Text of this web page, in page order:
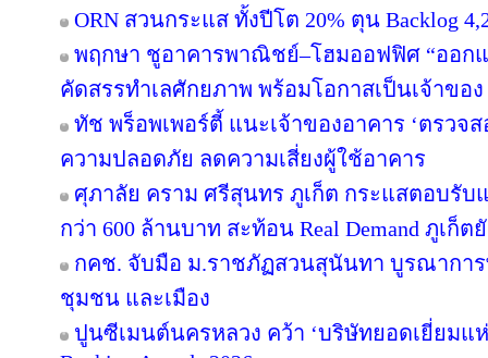
ORN สวนกระแส ทั้งปีโต 20% ตุน Backlog
พฤกษา ชูอาคารพาณิชย์–โฮมออฟฟิศ “ออก
คัดสรรทำเลศักยภาพ พร้อมโอกาสเป็นเจ้าของ
ทัช พร็อพเพอร์ตี้ แนะเจ้าของอาคาร ‘ตรวจ
ความปลอดภัย ลดความเสี่ยงผู้ใช้อาคาร
ศุภาลัย คราม ศรีสุนทร ภูเก็ต กระแสตอบรับ
กว่า 600 ล้านบาท สะท้อน Real Demand ภูเก็ต
กคช. จับมือ ม.ราชภัฏสวนสุนันทา บูรณากา
ชุมชน และเมือง
ปูนซีเมนต์นครหลวง คว้า ‘บริษัทยอดเยี่ยมแห่